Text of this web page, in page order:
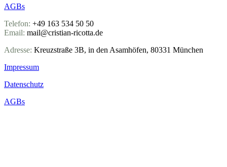
AGBs
Telefon: +49 163 534 50 50
Email: mail@cristian-ricotta.de
Adresse: Kreuzstraße 3B, in den Asamhöfen, 80331 München
Impressum
Datenschutz
AGBs